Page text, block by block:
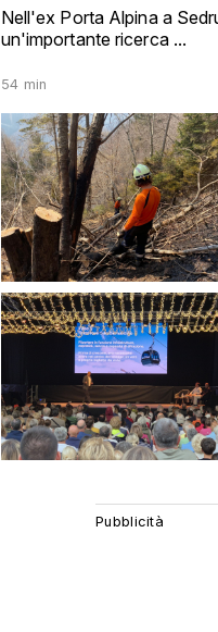
Nell'ex Porta Alpina a
un'importante ricerca ...
54 min